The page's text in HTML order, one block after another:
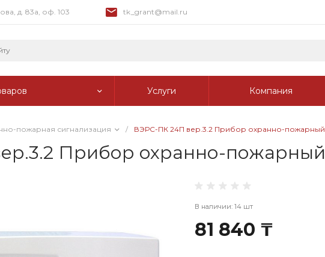
д. 83а, оф. 103 tk_grant@mail.ru
Услуги Компания
пожарная сигнализация / ВЭРС-ПК 24П вер.3.2 Прибор охранно-пожарный
Прибор охранно-пожарный
В наличии: 14 шт
81 840 ₸